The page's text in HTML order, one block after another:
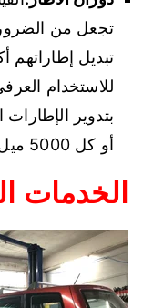
تجعل من
تبديل إطاراتهم
للاستخدام
بتدوير
أو كل 5000 ميل.
الخدمات